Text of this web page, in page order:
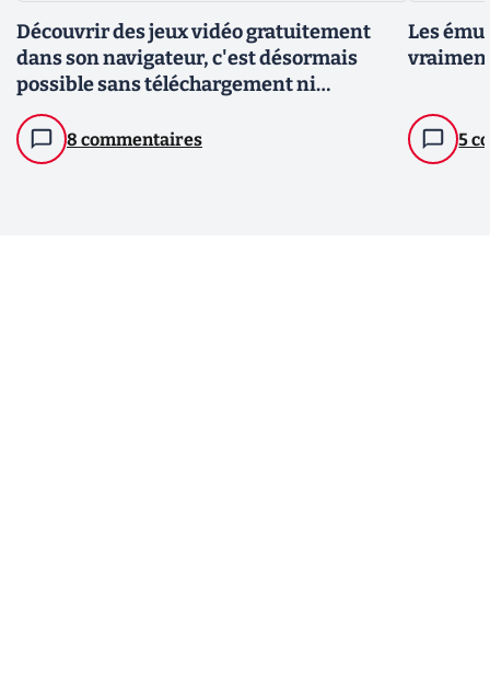
Découvrir des jeux vidéo gratuitement
dans son navigateur, c'est désormais
possible sans téléchargement ni
installation
8 commentaires
Les
5